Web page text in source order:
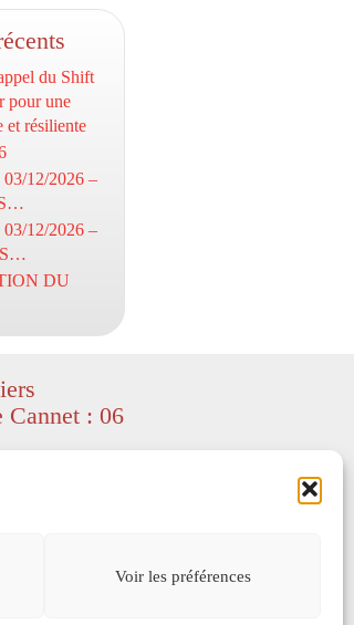
Voir les préférences
du Shift
pour une
et résiliente
12/2026 –
12/2026 –
DU
Cannet : 06